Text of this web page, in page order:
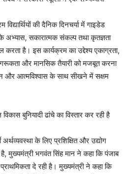
की दैनिक दिनचर्या में गाइडेड
अभ्यास, सकारात्मक संकल्प तथा कृतज्ञता
है। इस कार्यक्रम का उद्देश्य एकाग्रता,
और मानसिक तैयारी को मजबूत करना
और आत्मविश्वास के साथ सीखने में सक्षम
बुनियादी ढांचे का विस्तार कर रही है
के लिए प्रशिक्षित और उद्योग
मुख्यमंत्री भगवंत सिंह मान ने कहा कि पंजाब
दे रही है। मुख्यमंत्री ने कहा कि